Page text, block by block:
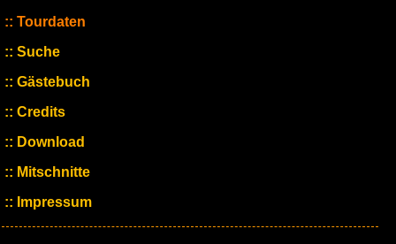
Tourdaten
Suche
Gästebuch
Credits
Download
Mitschnitte
Impressum